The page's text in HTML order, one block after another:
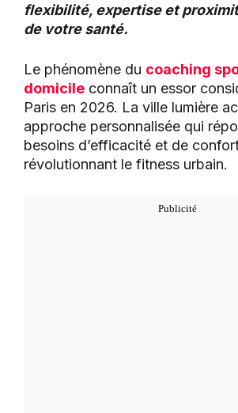
flexibilité, expertise et
de votre santé.
Le phénomène du coaching
domicile connaît un essor
Paris en 2026. La ville lumière
approche personnalisée qui
besoins d’efficacité et de
révolutionnant le fitness urbain.